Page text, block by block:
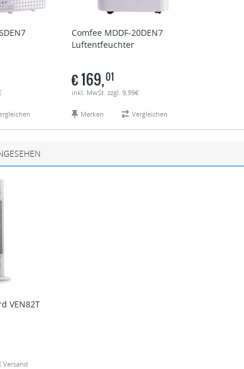
Comfee MDDF-20DEN7
Luftentfeuchter
€169,01
inkl. MwSt. zzgl. 9,99€
Merken Vergleichen
VEN82T
Versand